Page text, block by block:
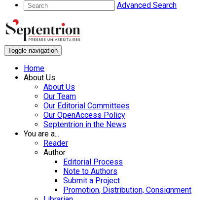
Advanced Search
Toggle navigation
Home
About Us
About Us
Our Team
Our Editorial Committees
Our OpenAccess Policy
Septentrion in the News
You are a...
Reader
Author
Editorial Process
Note to Authors
Submit a Project
Promotion, Distribution, Consignment